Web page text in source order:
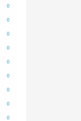
0
0
0
0
0
0
0
0
0